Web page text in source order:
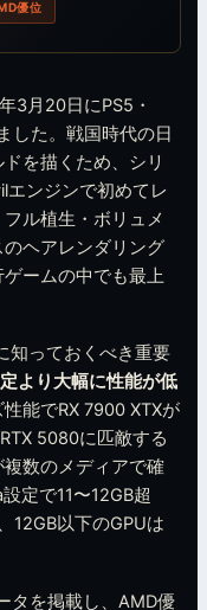
優位
3月20日にPS5・
した。戦国時代の日
を描くため、シリ
ンジンで初めてレ
ル植生・ボリュメ
ヘアレンダリング
ームの中でも最上
知っておくべき重要
より大幅に性能が低
能でRX 7900 XTXが
5080に匹敵する
数のメディアで確
定で11〜12GB超
12GB以下のGPUは
タを掲載し、AMD優